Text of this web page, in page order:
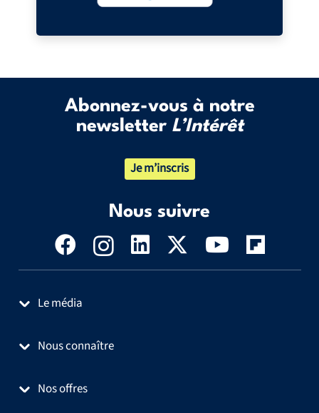
Abonnez-vous à notre
newsletter L’Intérêt
Je m’inscris
Nous suivre
Le média
Nous connaître
Nos offres